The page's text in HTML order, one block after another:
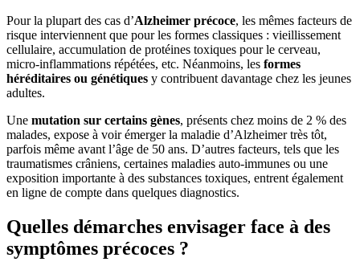
Pour la plupart des cas d’Alzheimer précoce, les mêmes facteurs de
risque interviennent que pour les formes classiques : vieillissement
cellulaire, accumulation de protéines toxiques pour le cerveau,
micro-inflammations répétées, etc. Néanmoins, les formes
héréditaires ou génétiques y contribuent davantage chez les jeunes
adultes.
Une mutation sur certains gènes, présents chez moins de 2 % des
malades, expose à voir émerger la maladie d’Alzheimer très tôt,
parfois même avant l’âge de 50 ans. D’autres facteurs, tels que les
traumatismes crâniens, certaines maladies auto-immunes ou une
exposition importante à des substances toxiques, entrent également
en ligne de compte dans quelques diagnostics.
Quelles démarches envisager face à des
symptômes précoces ?